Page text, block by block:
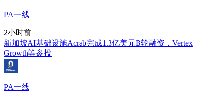
PA一线
2小时前
新加坡AI基础设施Acrab完成1.3亿美元B轮融资，Vertex
Growth等参投
PA一线